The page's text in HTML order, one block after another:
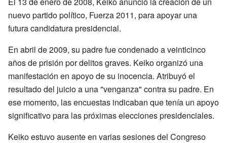
nuevo partido político, Fuerza 2011, para apoyar una
futura candidatura presidencial.
En abril de 2009, su padre fue condenado a veinticinco
años de prisión por delitos graves. Keiko organizó una
manifestación en apoyo de su inocencia. Atribuyó el
resultado del juicio a una "venganza" contra su padre. En
ese momento, las encuestas indicaban que tenía un apoyo
significativo para las próximas elecciones presidenciales.
Keiko estuvo ausente en varias sesiones del Congreso